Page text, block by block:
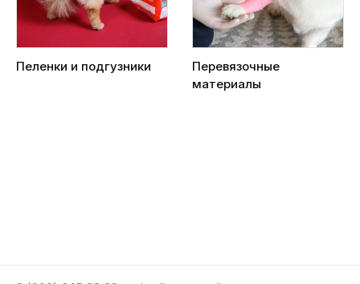
Пеленки и подгузники
Перевязочные
материалы